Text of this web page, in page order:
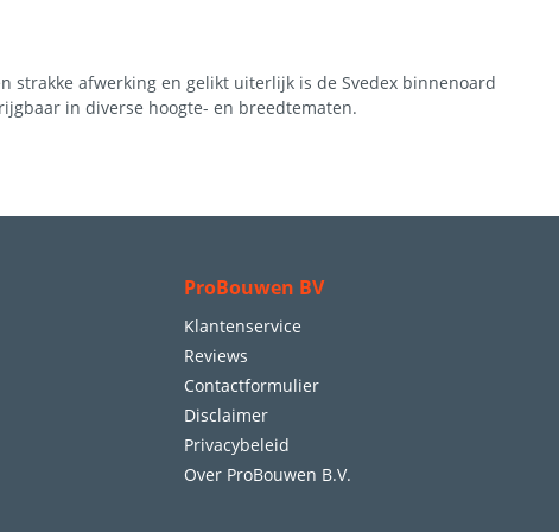
strakke afwerking en gelikt uiterlijk is de Svedex binnenoard
in diverse hoogte- en breedtematen.
ProBouwen BV
Klantenservice
Reviews
Contactformulier
Disclaimer
Privacybeleid
Over ProBouwen B.V.